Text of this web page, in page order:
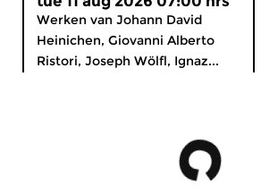
Werken van Johann David
Heinichen, Giovanni Alberto
Ristori, Joseph Wölfl, Ignaz...